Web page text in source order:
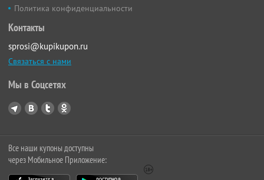
Политика конфиденциальности
Контакты
sprosi@kupikupon.ru
Связаться с нами
Мы в Соцсетях
Все наши купоны доступны
через Мобильное Приложение: